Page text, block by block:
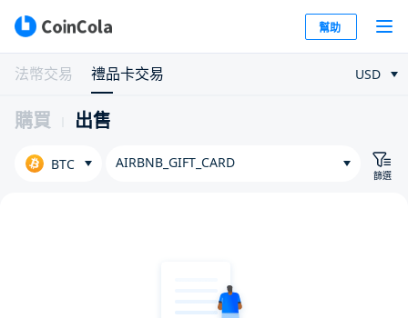
幫助
法幣交易 禮品卡交易 USD
購買 出售
BTC AIRBNB_GIFT_CARD
篩選